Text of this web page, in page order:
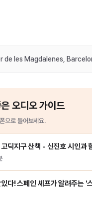
de les Magdalenes,
오디오 가이드
으로 들어보세요.
딕지구 산책 - 신진호 시인과
다! 스페인 셰프가 알려주는 '